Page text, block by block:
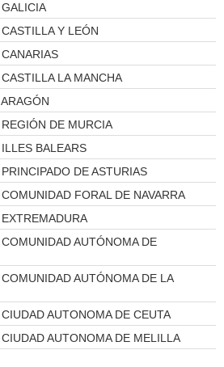
GALICIA
CASTILLA Y LEÓN
CANARIAS
CASTILLA LA MANCHA
ARAGÓN
REGIÓN DE MURCIA
ILLES BALEARS
PRINCIPADO DE ASTURIAS
COMUNIDAD FORAL DE NAVARRA
EXTREMADURA
COMUNIDAD AUTÓNOMA DE
COMUNIDAD AUTÓNOMA DE LA
CIUDAD AUTONOMA DE CEUTA
CIUDAD AUTONOMA DE MELILLA